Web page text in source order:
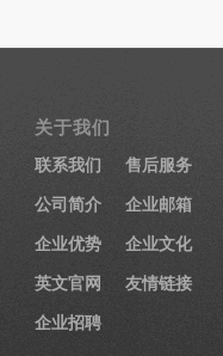
关于我们
联系我们
售后服务
公司简介
企业邮箱
企业优势
企业文化
英文官网
友情链接
企业招聘